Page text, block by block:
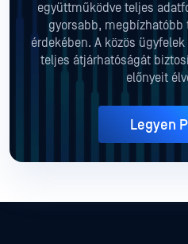
együttműködve teljes
gyorsabb,
érdekében. A közös
teljes átjárhatóságát
előnyeit
Legyen